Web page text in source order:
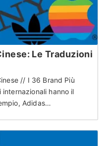
Le Traduzioni
// I 36 Brand Più
hanno il
Adidas…